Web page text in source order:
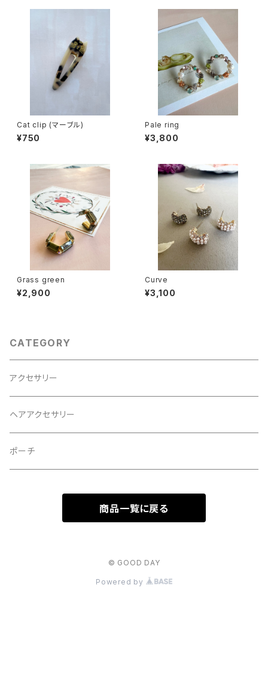
Cat clip (マーブル)
¥750
Pale ring
¥3,800
Grass green
¥2,900
Curve
¥3,100
CATEGORY
アクセサリー
ヘアアクセサリー
ポーチ
商品一覧に戻る
© GOOD DAY
Powered by